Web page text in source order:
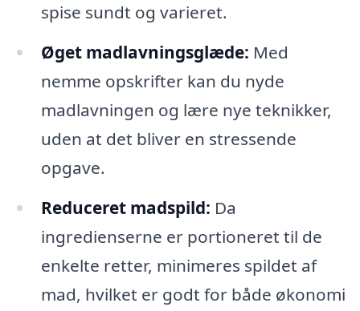
spise sundt og varieret.
Øget madlavningsglæde: Med
nemme opskrifter kan du nyde
madlavningen og lære nye teknikker,
uden at det bliver en stressende
opgave.
Reduceret madspild: Da
ingredienserne er portioneret til de
enkelte retter, minimeres spildet af
mad, hvilket er godt for både økonomi